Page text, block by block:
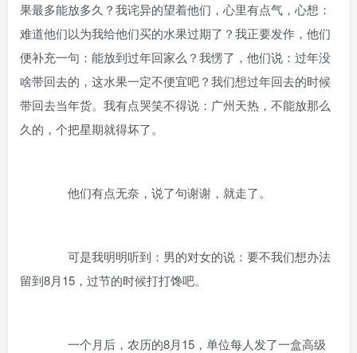
果最多能放多久？我诧异的望着他们，心里有点气，心想：
难道他们以为我给他们买的水果过期了？我正要发作，他们
便补充一句：能放到过年回家么？我愣了，他们说：过年没
啥带回去的，这水果一定不便宜吧？我们想过年回去的时候
带回去当年货。我有点哭笑不得说：广州天热，不能放那么
久的，个把星期就得坏了。
他们有点无奈，说了句谢谢，就走了。
可是我明明听到：男的对女的说：要不我们想办法
留到8月15，过节的时候打打馋吧。
一个月后，农历的8月15，单位每人发了一盒高级